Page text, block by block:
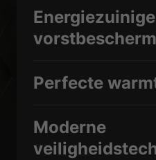
Energiezuinige
Perfecte
Moderne